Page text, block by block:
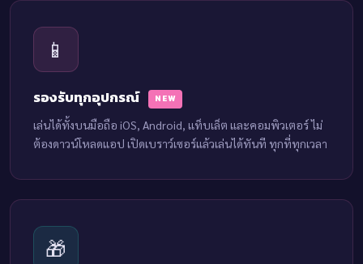
📱
รองรับทุกอุปกรณ์ NEW
เล่นได้ทั้งบนมือถือ iOS, Android, แท็บเล็ต และคอมพิวเตอร์ ไม่
ต้องดาวน์โหลดแอป เปิดเบราว์เซอร์แล้วเล่นได้ทันที ทุกที่ทุกเวลา
🎁